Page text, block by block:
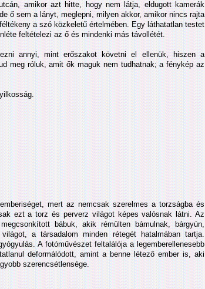
amikor azt hitte, hogy nem látja, eldugott kamerák
ő sem a lányt, meglepni, milyen akkor, amikor nincs rajta
a szó közkeletű értelmében. Egy láthatatlan testet
feltételezi az ő és mindenki más távollétét.
annyi, mint erőszakot követni el ellenük, hiszen a
meg róluk, amit ők maguk nem tudhatnak; a fénykép az
mert az nemcsak szerelmes a torzságba és
ezt a torz és perverz világot képes valósnak látni. Az
bábuk, akik rémülten bámulnak, bárgyún,
a társadalom minden rétegét hatalmában tartja.
A fotóművészet feltalálója a legemberellenesebb
deformálódott, amint a benne létező ember is, aki
szerencsétlensége.